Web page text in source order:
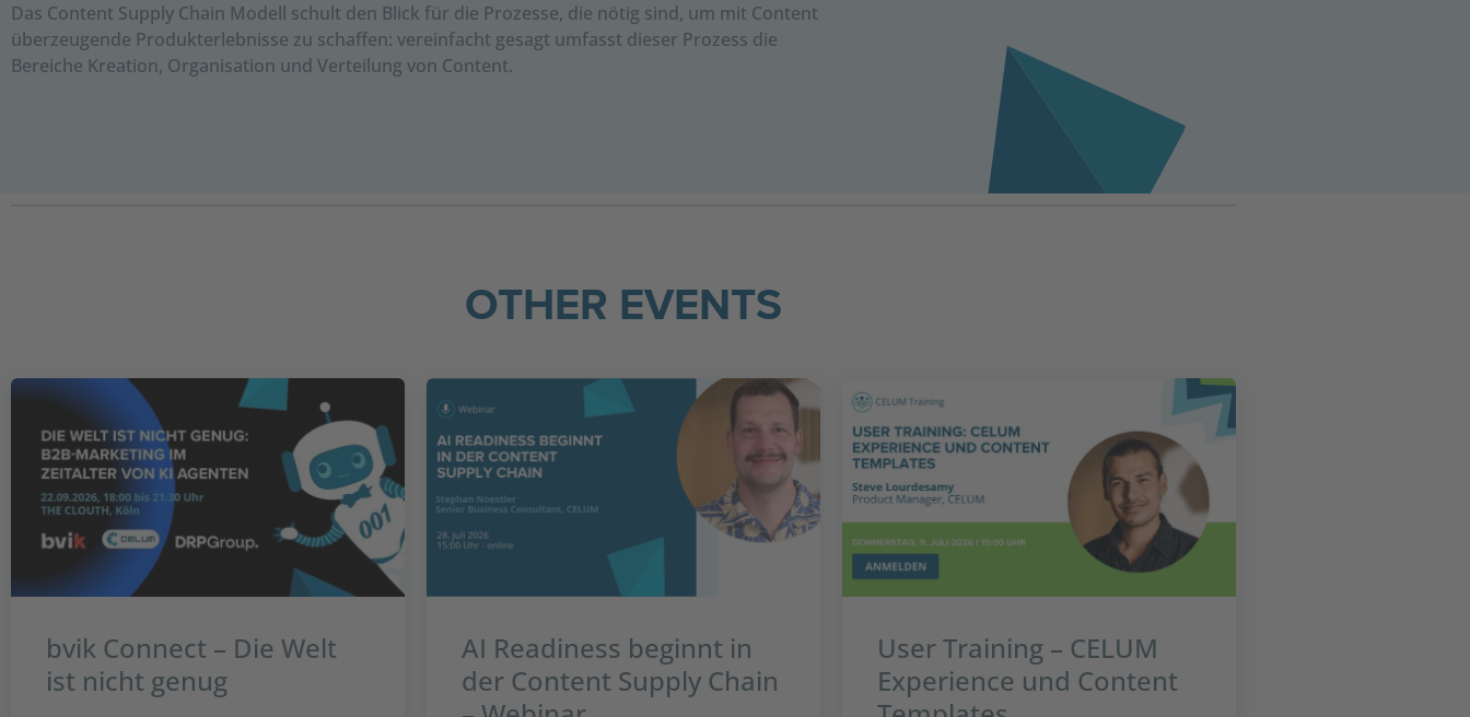
Das Content Supply Chain Modell schult den Blick für die Prozesse, die nötig sind, um mit Content
überzeugende Produkterlebnisse zu schaffen: vereinfacht gesagt umfasst dieser Prozess die
Bereiche Kreation, Organisation und Verteilung von Content.
OTHER EVENTS
bvik Connect – Die Welt
ist nicht genug
AI Readiness beginnt in
der Content Supply Chain
User Training – CELUM
Experience und Content